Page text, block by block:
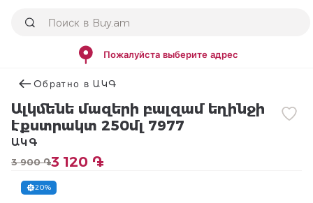
Пожалуйста выберите адрес
Օбратно в ԱԿԳ
Ալկմենե մազերի բալզամ եղինջի
էքստրակտ 250մլ 7977
3 900 ֏3 120 ֏
ԱԿԳ
20%